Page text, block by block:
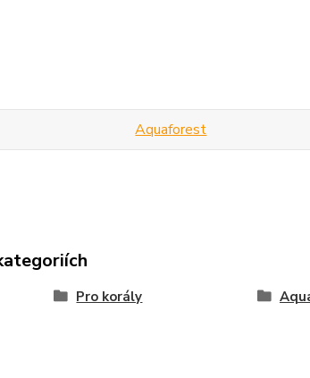
Aquaforest
Pro korály